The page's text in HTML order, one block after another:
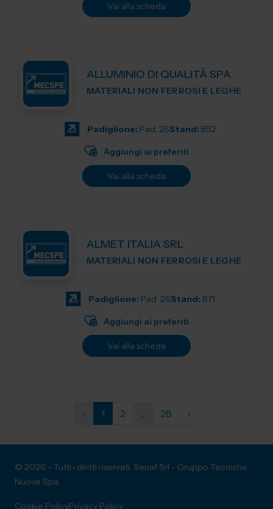
Vai alla scheda
ALLUMINIO DI QUALITÀ SPA
MATERIALI NON FERROSI E LEGHE
Padiglione: Pad. 26Stand: B52
Aggiungi ai preferiti
Vai alla scheda
ALMET ITALIA SRL
MATERIALI NON FERROSI E LEGHE
Padiglione: Pad. 26Stand: B71
Aggiungi ai preferiti
Vai alla scheda
‹ 1 2 ... 28 ›
© 2026 - Tutti i diritti riservati. Senaf Srl - Gruppo Tecniche
Nuove Spa
Cookie PolicyPrivacy Policy